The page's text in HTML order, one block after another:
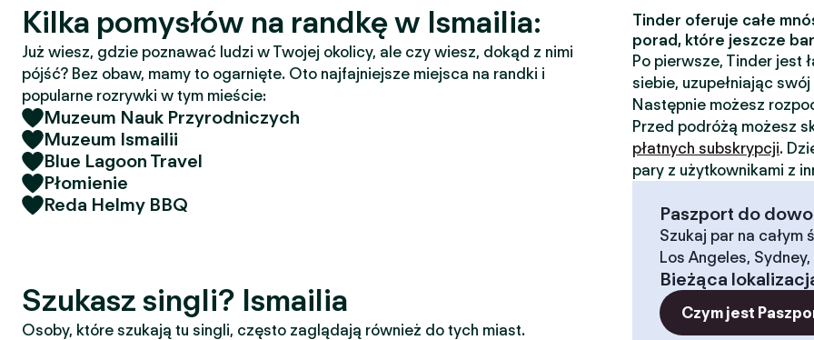
Kilka pomysłów na randkę w Ismailia:
Już wiesz, gdzie poznawać ludzi w Twojej okolicy, ale czy wiesz, dokąd z nimi
pójść? Bez obaw, mamy to ogarnięte. Oto najfajniejsze miejsca na randki i
popularne rozrywki w tym mieście:
Muzeum Nauk Przyrodniczych
Muzeum Ismailii
Blue Lagoon Travel
Płomienie
Reda Helmy BBQ
Szukasz singli? Ismailia
Osoby, które szukają tu singli, często zaglądają również do tych miast.
Tinder oferuje całe
porad, które jeszcze
Po pierwsze, Tinder jest
siebie, uzupełniając
Następnie możesz
Przed podróżą możesz
płatnych subskrypcji.
pary z użytkownikami z
Paszport do
Szukaj par na całym
Los Angeles,
Bieżąca
Czym jest